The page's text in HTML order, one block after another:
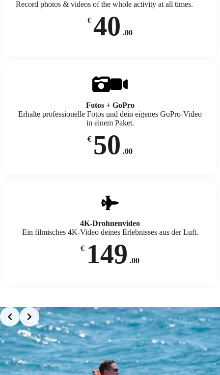
Record photos & videos of the whole activity at all times.
€ 40 .00
Fotos + GoPro
Erhalte professionelle Fotos und dein eigenes GoPro-Video
in einem Paket.
€ 50 .00
4K-Drohnenvideo
Ein filmisches 4K-Video deines Erlebnisses aus der Luft.
€ 149 .00
Slide 2 of 6